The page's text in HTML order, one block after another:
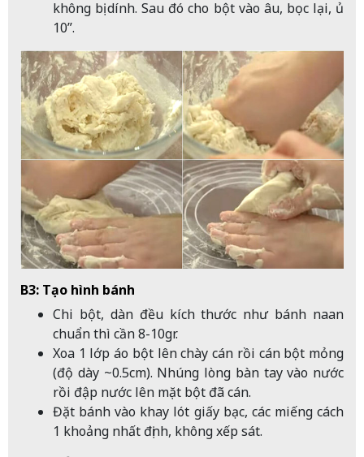
không bị dính. Sau đó cho bột vào âu, bọc lại, ủ
10”.
B3: Tạo hình bánh
Chi bột, dàn đều kích thước như bánh naan
chuẩn thì cần 8-10gr.
Xoa 1 lớp áo bột lên chày cán rồi cán bột mỏng
(độ dày ~0.5cm). Nhúng lòng bàn tay vào nước
rồi đập nước lên mặt bột đã cán.
Đặt bánh vào khay lót giấy bạc, các miếng cách
1 khoảng nhất định, không xếp sát.